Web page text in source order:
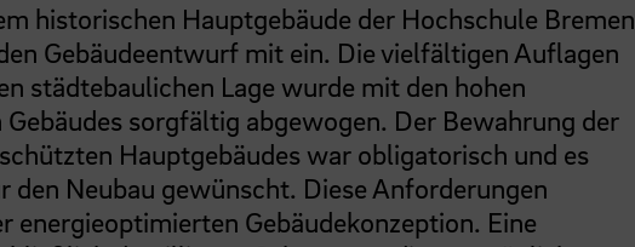
historischen Hauptgebäude der Hochschule Bremen
Gebäudeentwurf mit ein. Die vielfältigen Auflagen
städtebaulichen Lage wurde mit den hohen
sorgfältig abgewogen. Der Bewahrung der
Hauptgebäudes war obligatorisch und es
den Neubau gewünscht. Diese Anforderungen
energieoptimierten Gebäudekonzeption. Eine